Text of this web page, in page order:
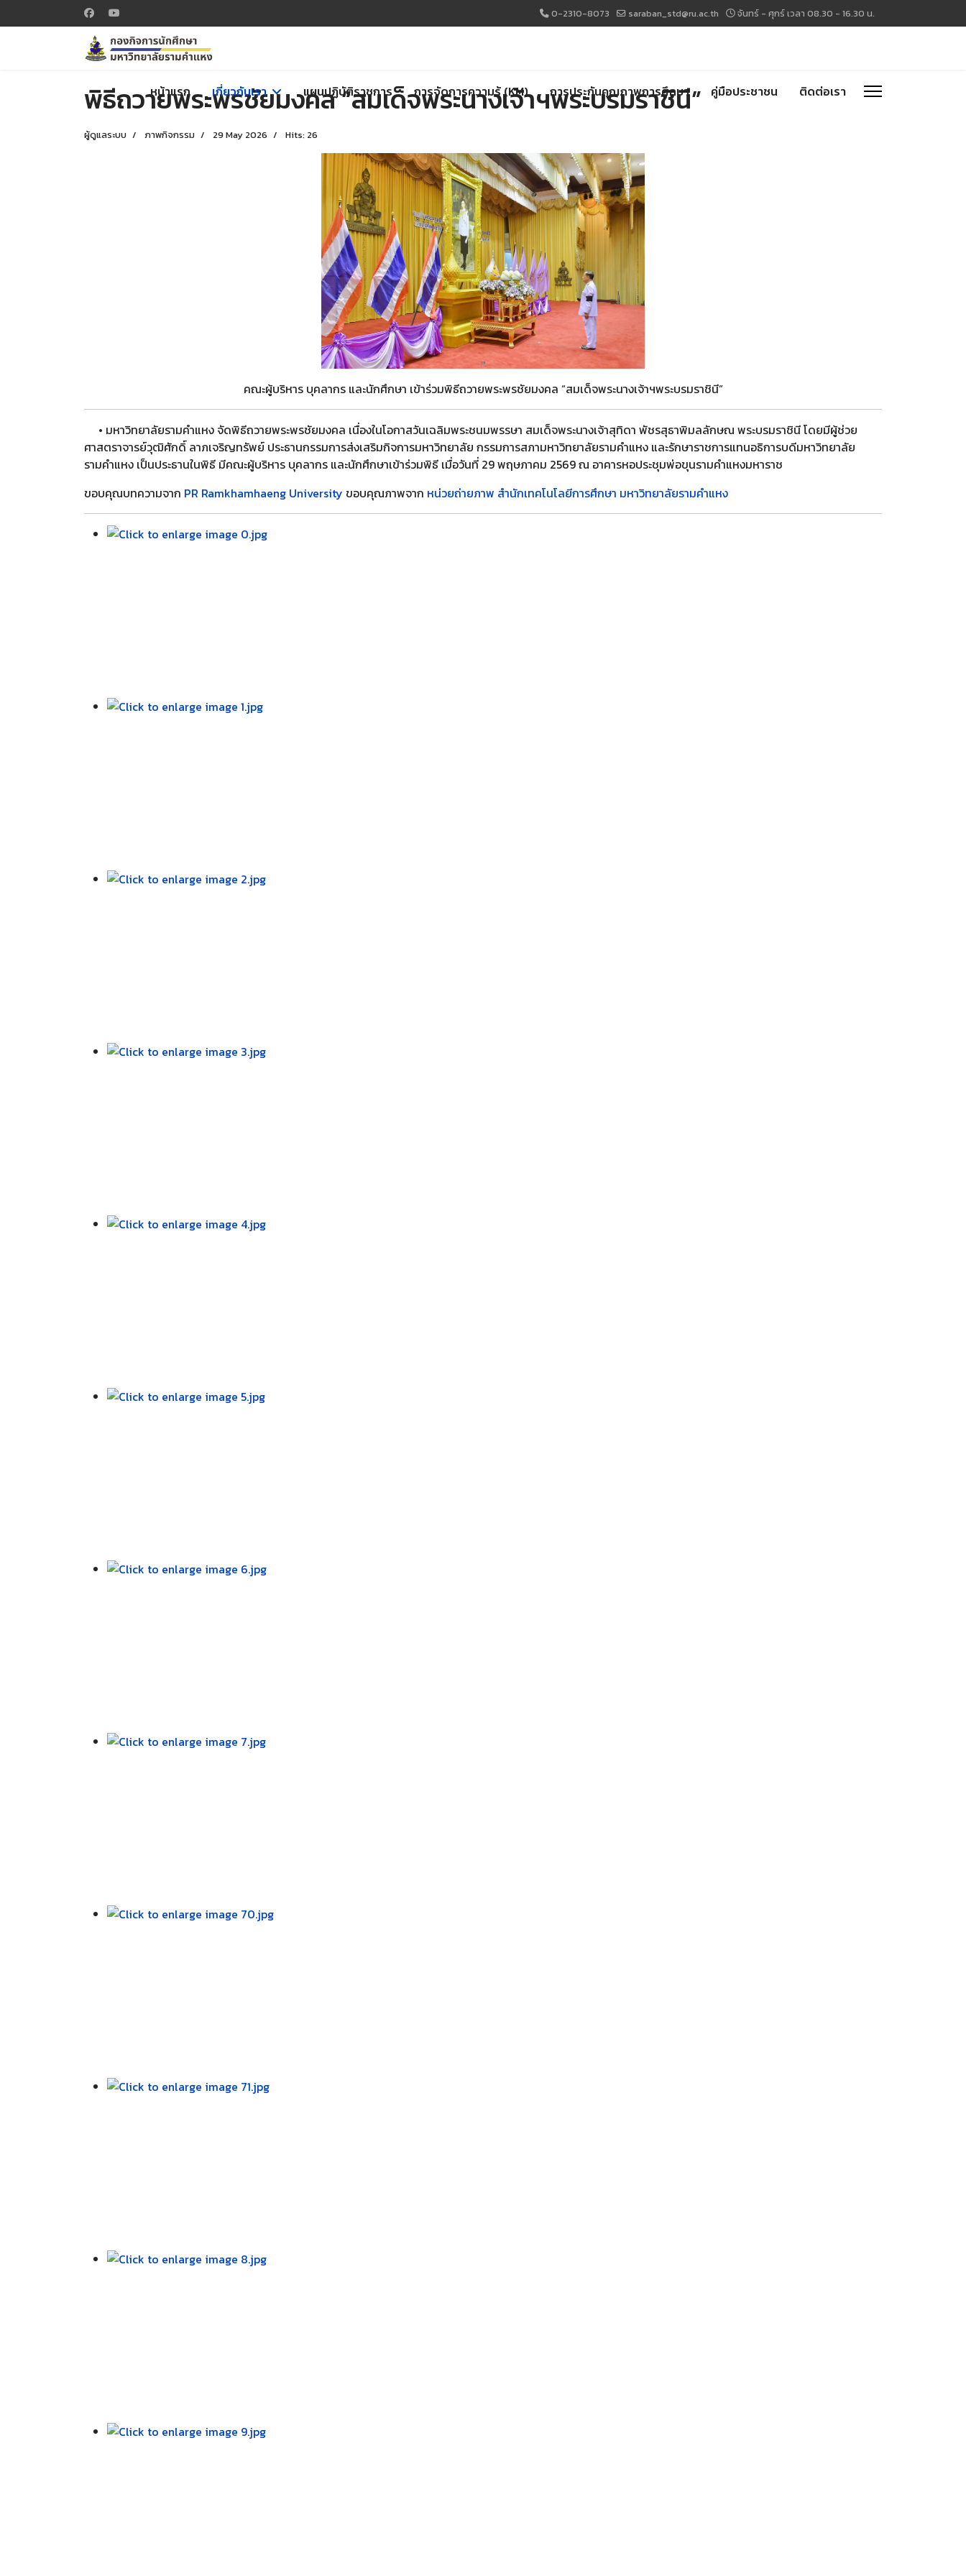
0-2310-8073 saraban_std@ru.ac.th จันทร์ - ศุกร์ เวลา 08.30 - 16.30 น.
หน้าแรก เกี่ยวกับเรา แผนปฏิบัติราชการ การจัดการความรู้ (KM) การประกันคุณภาพการศึกษา คู่มือประชาชน ติดต่อเรา
พิธีถวายพระพรชัยมงคล “สมเด็จพระนางเจ้าฯพระบรมราชินี”
ผู้ดูแลระบบ ภาพกิจกรรม 29 May 2026 Hits: 26
คณะผู้บริหาร บุคลากร และนักศึกษา เข้าร่วมพิธีถวายพระพรชัยมงคล “สมเด็จพระนางเจ้าฯพระบรมราชินี”
• มหาวิทยาลัยรามคำแหง จัดพิธีถวายพระพรชัยมงคล เนื่องในโอกาสวันเฉลิมพระชนมพรรษา สมเด็จพระนางเจ้าสุทิดา พัชรสุธาพิมลลักษณ พระบรมราชินี โดยมีผู้ช่วย
ศาสตราจารย์วุฒิศักดิ์ ลาภเจริญทรัพย์ ประธานกรรมการส่งเสริมกิจการมหาวิทยาลัย กรรมการสภามหาวิทยาลัยรามคำแหง และรักษาราชการแทนอธิการบดีมหาวิทยาลัย
รามคำแหง เป็นประธานในพิธี มีคณะผู้บริหาร บุคลากร และนักศึกษาเข้าร่วมพิธี เมื่อวันที่ 29 พฤษภาคม 2569 ณ อาคารหอประชุมพ่อขุนรามคำแหงมหาราช
ขอบคุณบทความจาก PR Ramkhamhaeng University ขอบคุณภาพจาก หน่วยถ่ายภาพ สำนักเทคโนโลยีการศึกษา มหาวิทยาลัยรามคำแหง